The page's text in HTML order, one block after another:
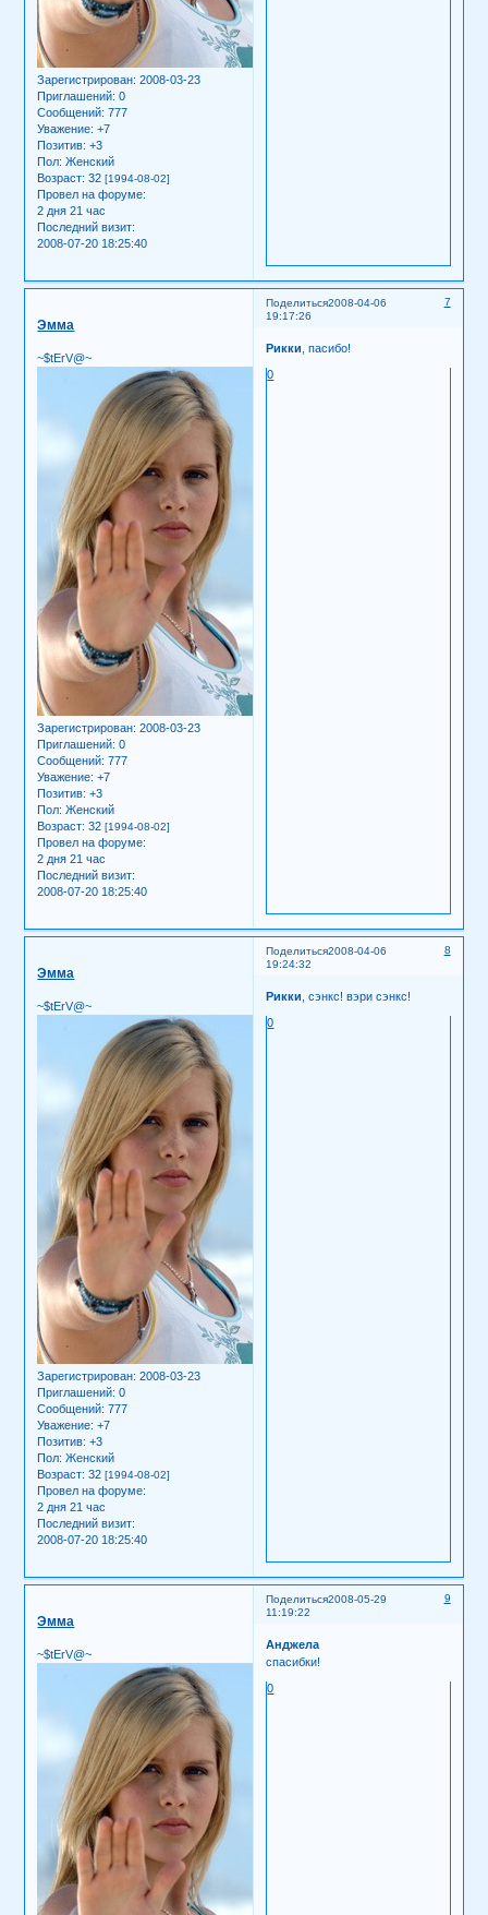
Зарегистрирован: 2008-03-23
Приглашений: 0
Сообщений: 777
Уважение: +7
Позитив: +3
Пол: Женский
Возраст: 32[1994-08-02]
Провел на форуме:
2 дня 21 час
Последний визит:
2008-07-20 18:25:40
Поделиться 7
2008-04-06
19:17:26
Эмма
~$tErV@~
Зарегистрирован: 2008-03-23
Приглашений: 0
Сообщений: 777
Уважение: +7
Позитив: +3
Пол: Женский
Возраст: 32[1994-08-02]
Провел на форуме:
2 дня 21 час
Последний визит:
2008-07-20 18:25:40
Рикки , пасибо!
0
Поделиться 8
2008-04-06
19:24:32
Эмма
~$tErV@~
Зарегистрирован: 2008-03-23
Приглашений: 0
Сообщений: 777
Уважение: +7
Позитив: +3
Пол: Женский
Возраст: 32[1994-08-02]
Провел на форуме:
2 дня 21 час
Последний визит:
2008-07-20 18:25:40
Рикки , сэнкс! вэри сэнкс!
0
Поделиться 9
2008-05-29
11:19:22
Эмма
~$tErV@~
Анджела
спасибки!
0